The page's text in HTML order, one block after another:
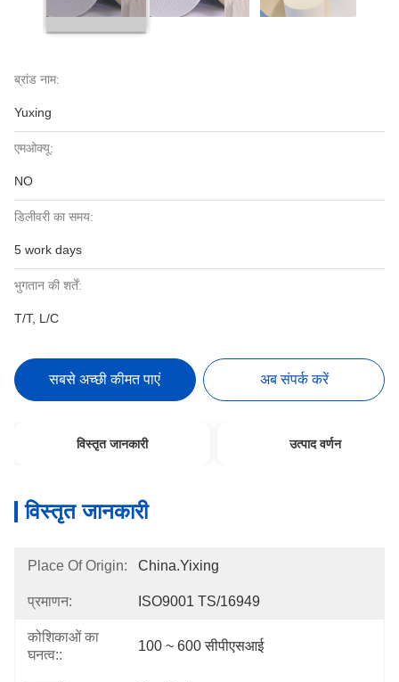
ब्रांड नाम:
Yuxing
एमओक्यू:
NO
डिलीवरी का समय:
5 work days
भुगतान की शर्तें:
T/T, L/C
सबसे अच्छी कीमत पाएं अब संपर्क करें
विस्तृत जानकारी उत्पाद वर्णन
विस्तृत जानकारी
Place Of Origin: China.Yixing
प्रमाणन: ISO9001 TS/16949
कोशिकाओं का
घनत्व::
100 ~ 600 सीपीएसआई